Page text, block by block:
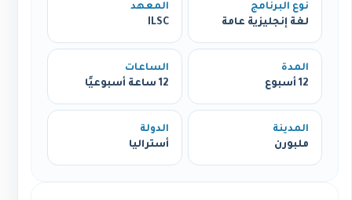
نوع البرنامج
لغة إنجليزية عامة
المعهد
ILSC
المدة
12 أسبوع
الساعات
12 ساعة أسبوعيًا
المدينة
ملبورن
الدولة
أستراليا